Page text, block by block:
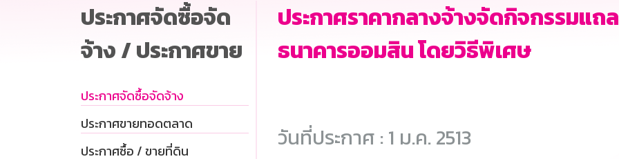
ประกาศจัดซื้อจัด
จ้าง / ประกาศขาย
ประกาศจัดซื้อจัดจ้าง
ประกาศขายทอดตลาด
ประกาศซื้อ / ขายที่ดิน
ประกาศราคากลางจ้างจัดกิจกรรมแ
ธนาคารออมสิน โดยวิธีพิเศษ
วันที่ประกาศ : 1 ม.ค. 2513